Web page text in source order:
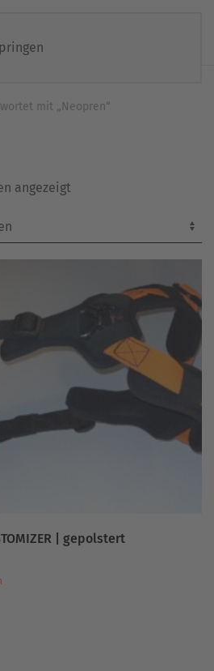
mit „Neopren“
angezeigt
| gepolstert